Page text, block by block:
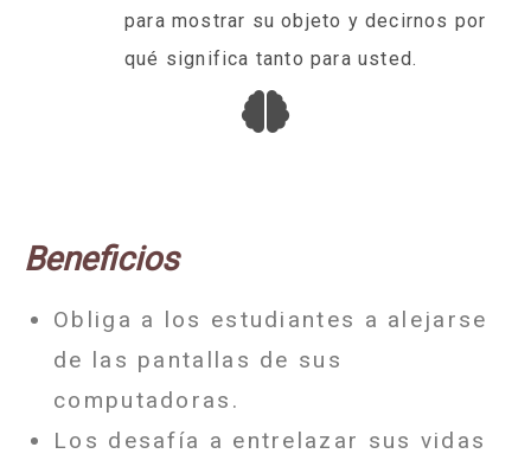
para mostrar su objeto y decirnos por
qué significa tanto para usted.
Beneficios
Obliga a los estudiantes a alejarse
de las pantallas de sus
computadoras.
Los desafía a entrelazar sus vidas